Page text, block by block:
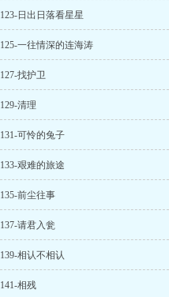
123-日出日落看星星
125-一往情深的连海涛
127-找护卫
129-清理
131-可怜的兔子
133-艰难的旅途
135-前尘往事
137-请君入瓮
139-相认不相认
141-相残